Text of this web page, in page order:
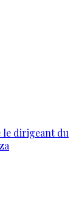
dirigeant du